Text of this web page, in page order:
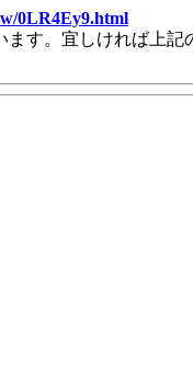
0LR4Ey9.html
ます。宜しければ上